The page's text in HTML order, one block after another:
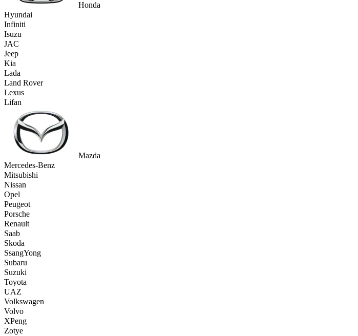
Honda
Hyundai
Infiniti
Isuzu
JAC
Jeep
Kia
Lada
Land Rover
Lexus
Lifan
Mazda
Mercedes-Benz
Mitsubishi
Nissan
Opel
Peugeot
Porsche
Renault
Saab
Skoda
SsangYong
Subaru
Suzuki
Toyota
UAZ
Volkswagen
Volvo
XPeng
Zotye